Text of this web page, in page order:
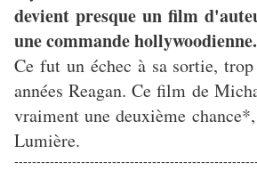
devient presque un film
une commande hollywoodienne.
Ce fut un échec à sa sortie,
années Reagan. Ce film de
vraiment une deuxième
Lumière.